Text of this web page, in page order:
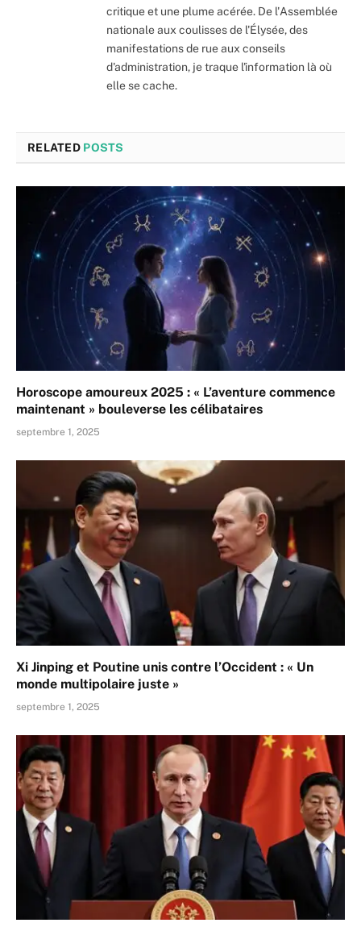
critique et une plume acérée. De l'Assemblée
nationale aux coulisses de l'Élysée, des
manifestations de rue aux conseils
d'administration, je traque l'information là où
elle se cache.
RELATED POSTS
Horoscope amoureux 2025 : « L’aventure commence
maintenant » bouleverse les célibataires
septembre 1, 2025
Xi Jinping et Poutine unis contre l’Occident : « Un
monde multipolaire juste »
septembre 1, 2025